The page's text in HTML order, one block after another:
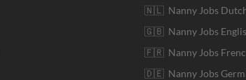
🇳🇱 Nanny Jobs
🇬🇧 Nanny Jobs
🇫🇷 Nanny Jobs
🇩🇪 Nanny Jobs